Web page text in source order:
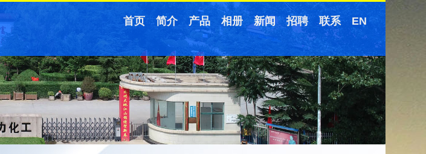
首页 简介 产品 相册 新闻 招聘 联系 EN